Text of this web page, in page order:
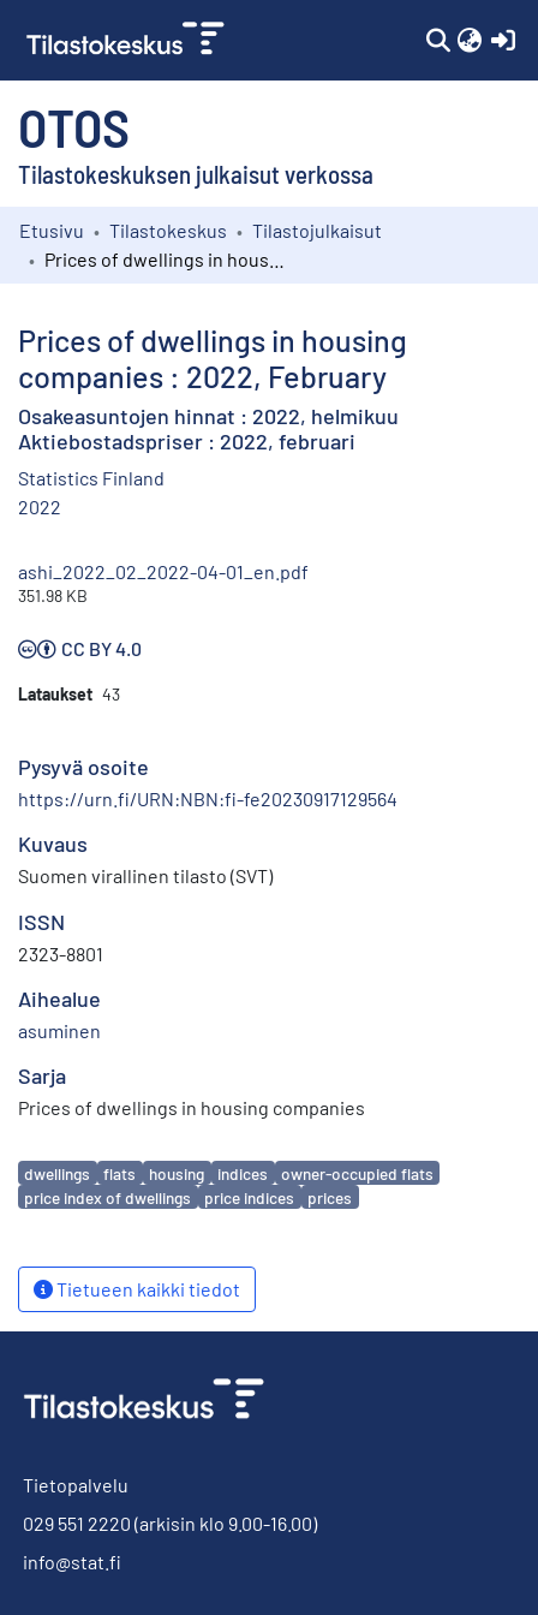
OTOS
Tilastokeskuksen julkaisut verkossa
Kokoelmat
Etusivu Tilastokeskus
Tilastojulkaisut
Prices of dwellings in housing
companies : 2022, February
Osakeasuntojen hinnat : 2022, helmikuu
Aktiebostadspriser : 2022, februari
Statistics Finland
2022
ashi_2022_02_2022-04-01_en.pdf
351.98 KB
CC BY 4.0
Lataukset 43
Pysyvä osoite
https://urn.fi/URN:NBN:fi-fe20230917129564
Kuvaus
Suomen virallinen tilasto (SVT)
ISSN
2323-8801
Aihealue
asuminen
Sarja
Prices of dwellings in housing companies
Avainsanat
dwellings flats housing indices
owner-occupied flats
price index of dwellings
price indices prices
Tietueen kaikki tiedot
Tietopalvelu
029 551 2220 (arkisin klo 9.00-16.00)
info@stat.fi